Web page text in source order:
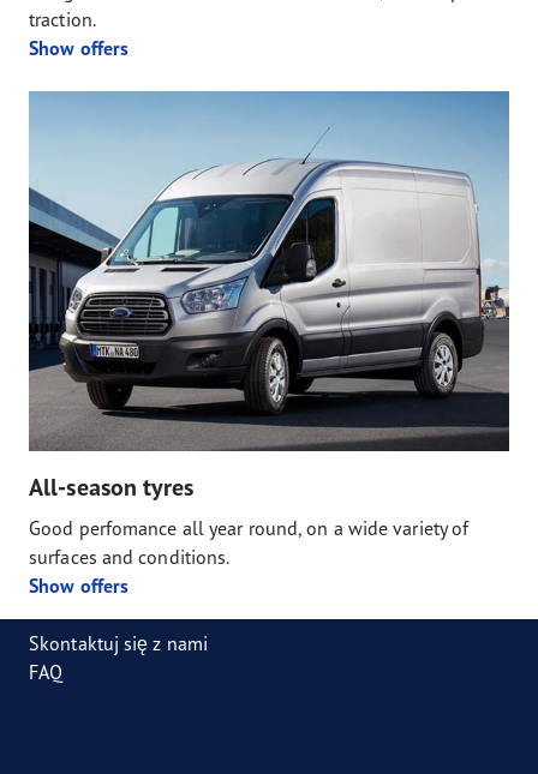
traction.
Show offers
All-season tyres
Good perfomance all year round, on a wide variety of
surfaces and conditions.
Show offers
Skontaktuj się z nami
FAQ